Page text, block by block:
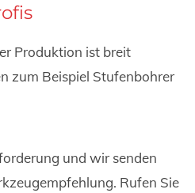
Produktion ist breit
zum Beispiel Stufenbohrer
und wir senden
Rufen Sie